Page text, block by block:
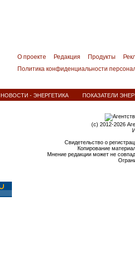
О проекте Редакция Продукты
Политика конфиденциальности
НОВОСТИ - ЭНЕРГЕТИКА ПОКАЗАТЕЛИ
(c) 2012-2026
Свидетельство о
Копирование
Мнение редакции может не